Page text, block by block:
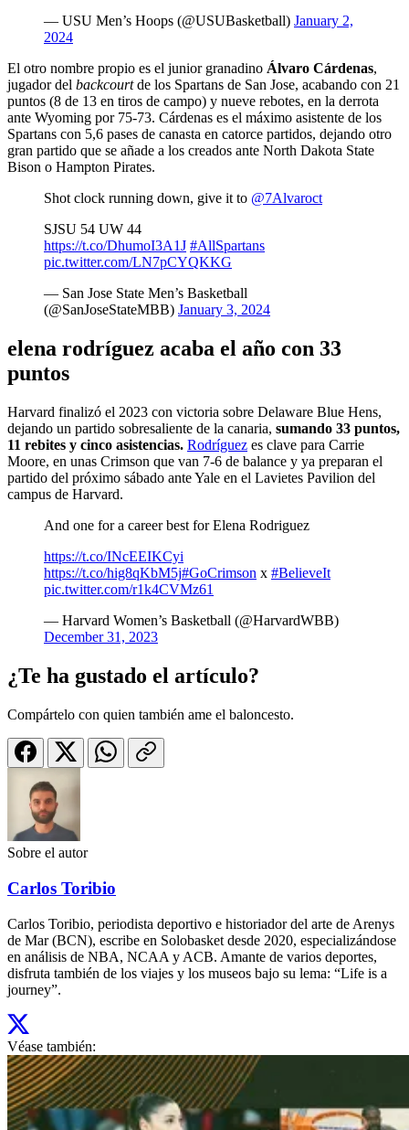
— USU Men’s Hoops (@USUBasketball) January 2,
2024
El otro nombre propio es el junior granadino Álvaro Cárdenas,
jugador del backcourtde los Spartans de San Jose, acabando con 21
puntos (8 de 13 en tiros de campo) y nueve rebotes, en la derrota
ante Wyoming por 75-73. Cárdenas es el máximo asistente de los
Spartans con 5,6 pases de canasta en catorce partidos, dejando otro
gran partido que se añade a los creados ante North Dakota State
Bison o Hampton Pirates.
Shot clock running down, give it to @7Alvaroct
SJSU 54 UW 44
https://t.co/DhumoI3A1J #AllSpartans
pic.twitter.com/LN7pCYQKKG
— San Jose State Men’s Basketball
(@SanJoseStateMBB) January 3, 2024
elena rodríguez acaba el año con 33
puntos
Harvard finalizó el 2023 con victoria sobre Delaware Blue Hens,
dejando un partido sobresaliente de la canaria, sumando 33 puntos,
11 rebites y cinco asistencias. Rodríguez es clave para Carrie
Moore, en unas Crimson que van 7-6 de balance y ya preparan el
partido del próximo sábado ante Yale en el Lavietes Pavilion del
campus de Harvard.
And one for a career best for Elena Rodriguez
https://t.co/INcEEIKCyi
https://t.co/hig8qKbM5j#GoCrimson x #BelieveIt
pic.twitter.com/r1k4CVMz61
— Harvard Women’s Basketball (@HarvardWBB)
December 31, 2023
¿Te ha gustado el artículo?
Compártelo con quien también ame el baloncesto.
Sobre el autor
Carlos Toribio
Carlos Toribio, periodista deportivo e historiador del arte de Arenys
de Mar (BCN), escribe en Solobasket desde 2020, especializándose
en análisis de NBA, NCAA y ACB. Amante de varios deportes,
disfruta también de los viajes y los museos bajo su lema: “Life is a
journey”.
Véase también: